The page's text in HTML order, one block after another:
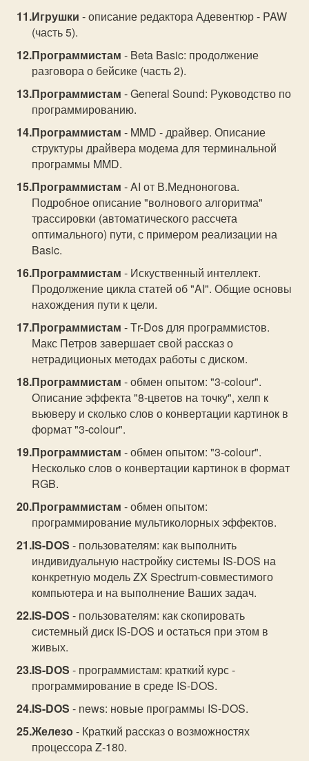
Игрушки - описание редактора Адевентюр - PAW
(часть 5).
Программистам - Beta Basic: продолжение
разговора о бейсике (часть 2).
Программистам - General Sound: Руководство по
программированию.
Программистам - MMD - драйвер. Описание
структуры драйвера модема для терминальной
программы MMD.
Программистам - AI от В.Медноногова.
Подробное описание "волнового алгоритма"
трассировки (автоматического рассчета
оптимального) пути, с примером реализации на
Basic.
Программистам - Искуственный интеллект.
Продолжение цикла статей об "AI". Общие основы
нахождения пути к цели.
Программистам - Тr-Dos для программистов.
Макс Петров завершает свой рассказ о
нетрадиционых методах работы с диском.
Программистам - обмен опытом: "3-colour".
Описание эффекта "8-цветов на точку", хелп к
вьюверу и сколько слов о конвертации картинок в
формат "3-colour".
Программистам - обмен опытом: "3-colour".
Несколько слов о конвертации картинок в формат
RGB.
Программистам - обмен опытом:
программирование мультиколорных эффектов.
IS-DOS - пользователям: как выполнить
индивидуальную настройку системы IS-DOS на
конкретную модель ZX Spectrum-совместимого
компьютера и на выполнение Ваших задач.
IS-DOS - пользователям: как скопировать
системный диск IS-DOS и остаться при этом в
живых.
IS-DOS - программистам: краткий курс -
программирование в среде IS-DOS.
IS-DOS - news: новые программы IS-DOS.
Железо- Краткий рассказ о возможностях
процессора Z-180.